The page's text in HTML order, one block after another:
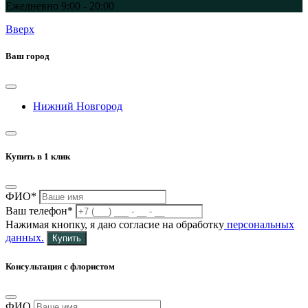
Ежедневно 9:00 - 20:00
Вверх
Ваш город
Нижний Новгород
Купить в 1 клик
ФИО*
Ваш телефон*
Нажимая кнопку, я даю согласие на обработку персональных
данных.
Купить
Консультация с флористом